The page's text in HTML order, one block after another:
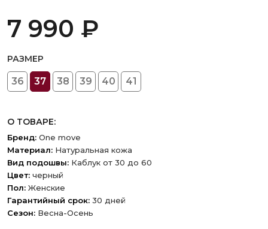
7 990 ₽
РАЗМЕР
36 37 38 39 40 41
О ТОВАРЕ:
Бренд: One move
Материал: Натуральная кожа
Вид подошвы: Каблук от 30 до 60
Цвет: черный
Пол: Женские
Гарантийный срок: 30 дней
Сезон: Весна-Осень